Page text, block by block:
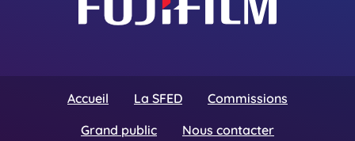
Accueil La SFED
Commissions
Grand public
Nous contacter